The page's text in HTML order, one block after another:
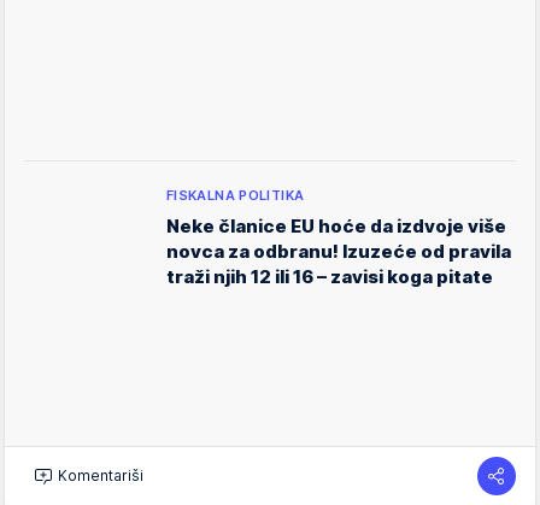
FISKALNA POLITIKA
Neke članice EU hoće da izdvoje više
novca za odbranu! Izuzeće od pravila
traži njih 12 ili 16 – zavisi koga pitate
Komentariši